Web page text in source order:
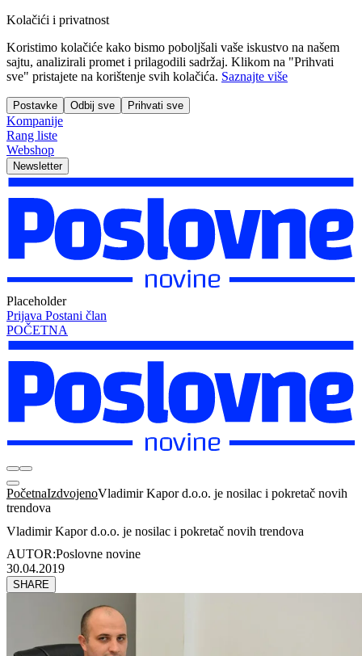
Kolačići i privatnost
Koristimo kolačiće kako bismo poboljšali vaše iskustvo na našem
sajtu, analizirali promet i prilagodili sadržaj. Klikom na "Prihvati
sve" pristajete na korištenje svih kolačića. Saznajte više
Postavke Odbij sve Prihvati sve
Kompanije
Rang liste
Webshop
Newsletter
Placeholder
Prijava Postani član
POČETNA
PočetnaIzdvojenoVladimir Kapor d.o.o. je nosilac i pokretač novih
trendova
Vladimir Kapor d.o.o. je nosilac i pokretač novih trendova
AUTOR:Poslovne novine
30.04.2019
SHARE